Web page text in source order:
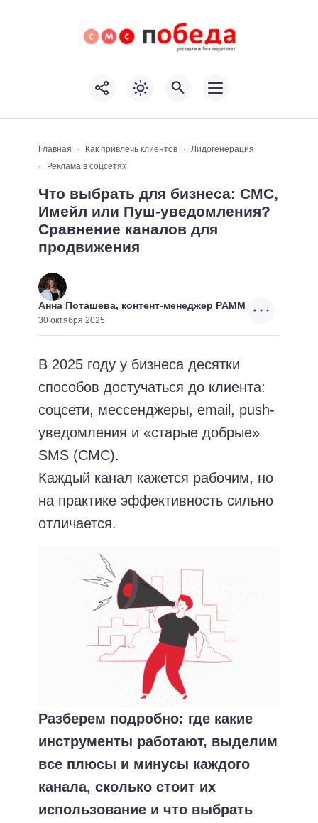
Главная Как привлечь клиентов
Лидогенерация
Реклама в соцсетях
Что выбрать для бизнеса: СМС,
Имейл или Пуш-уведомления?
Сравнение каналов для
продвижения
Анна Поташева, контент-менеджер РАММ
30 октября 2025
В 2025 году у бизнеса десятки
способов достучаться до клиента:
соцсети, мессенджеры, email, push-
уведомления и «старые добрые»
SMS (СМС).
Каждый канал кажется рабочим, но
на практике эффективность сильно
отличается.
Разберем подробно: где какие
инструменты работают, выделим
все плюсы и минусы каждого
канала, сколько стоит их
использование и что выбрать